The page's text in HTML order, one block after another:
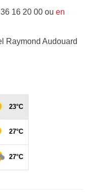
16 20 00 ou en
Raymond Audouard